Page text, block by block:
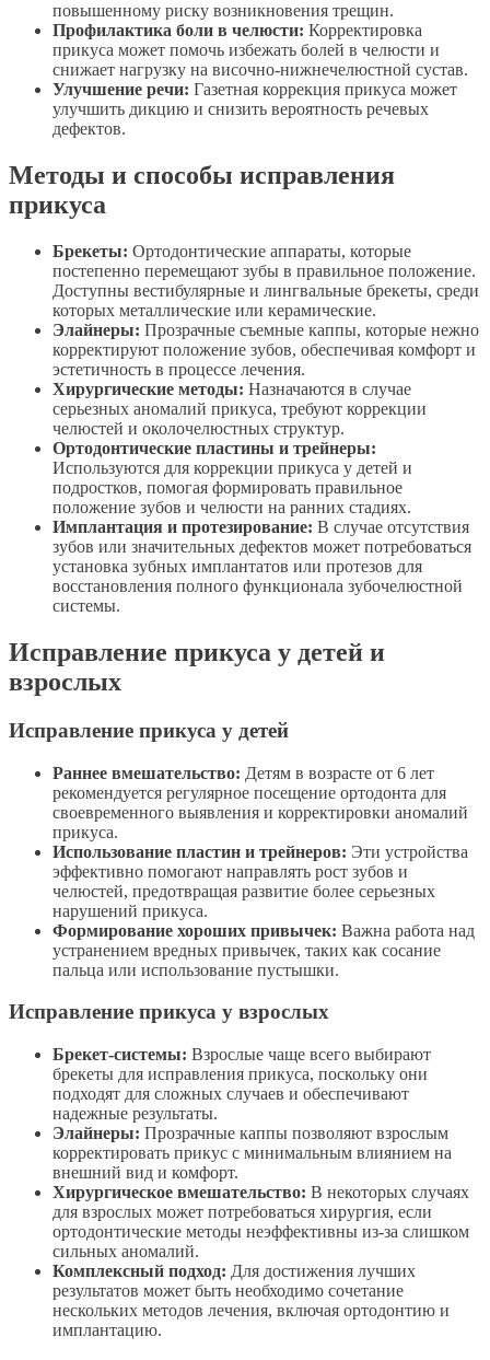
повышенному риску возникновения трещин.
Профилактика боли в челюсти: Корректировка
прикуса может помочь избежать болей в челюсти и
снижает нагрузку на височно-нижнечелюстной сустав.
Улучшение речи: Газетная коррекция прикуса может
улучшить дикцию и снизить вероятность речевых
дефектов.
Методы и способы исправления
прикуса
Брекеты: Ортодонтические аппараты, которые
постепенно перемещают зубы в правильное положение.
Доступны вестибулярные и лингвальные брекеты, среди
которых металлические или керамические.
Элайнеры: Прозрачные съемные каппы, которые нежно
корректируют положение зубов, обеспечивая комфорт и
эстетичность в процессе лечения.
Хирургические методы: Назначаются в случае
серьезных аномалий прикуса, требуют коррекции
челюстей и околочелюстных структур.
Ортодонтические пластины и трейнеры:
Используются для коррекции прикуса у детей и
подростков, помогая формировать правильное
положение зубов и челюсти на ранних стадиях.
Имплантация и протезирование: В случае отсутствия
зубов или значительных дефектов может потребоваться
установка зубных имплантатов или протезов для
восстановления полного функционала зубочелюстной
системы.
Исправление прикуса у детей и
взрослых
Исправление прикуса у детей
Раннее вмешательство: Детям в возрасте от 6 лет
рекомендуется регулярное посещение ортодонта для
своевременного выявления и корректировки аномалий
прикуса.
Использование пластин и трейнеров: Эти устройства
эффективно помогают направлять рост зубов и
челюстей, предотвращая развитие более серьезных
нарушений прикуса.
Формирование хороших привычек: Важна работа над
устранением вредных привычек, таких как сосание
пальца или использование пустышки.
Исправление прикуса у взрослых
Брекет-системы: Взрослые чаще всего выбирают
брекеты для исправления прикуса, поскольку они
подходят для сложных случаев и обеспечивают
надежные результаты.
Элайнеры: Прозрачные каппы позволяют взрослым
корректировать прикус с минимальным влиянием на
внешний вид и комфорт.
Хирургическое вмешательство: В некоторых случаях
для взрослых может потребоваться хирургия, если
ортодонтические методы неэффективны из-за слишком
сильных аномалий.
Комплексный подход: Для достижения лучших
результатов может быть необходимо сочетание
нескольких методов лечения, включая ортодонтию и
имплантацию.